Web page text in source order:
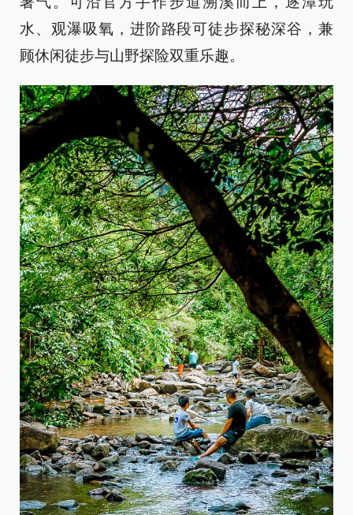
水、观瀑吸氧，进阶路段可徒步探秘深谷，兼
顾休闲徒步与山野探险双重乐趣。